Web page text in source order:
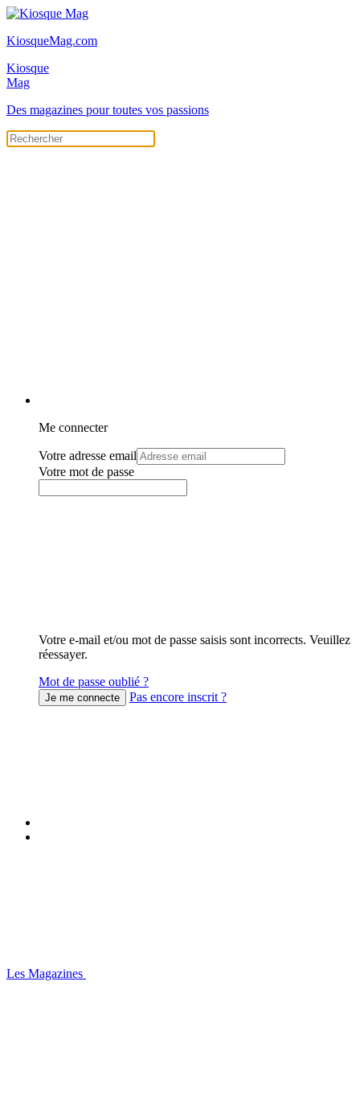
KiosqueMag.com
Kiosque
Mag
Des magazines pour toutes vos passions
Me connecter
Votre adresse email
Votre mot de passe
Votre e-mail et/ou mot de passe saisis sont incorrects. Veuillez
réessayer.
Mot de passe oublié ?
Pas encore inscrit ?
Les Magazines